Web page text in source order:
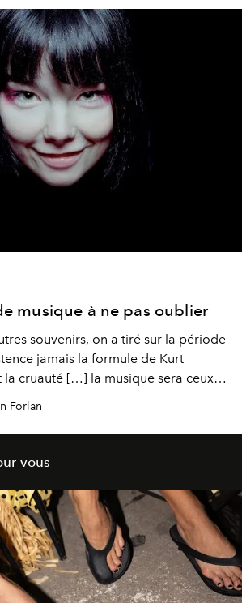
musique à ne pas oublier
souvenirs, on a tiré sur la période
jamais la formule de Kurt
la cruauté […] la musique sera ceux-
de L’Optimum, et en
la corruption, l’avidité toujours
Forlan
vous